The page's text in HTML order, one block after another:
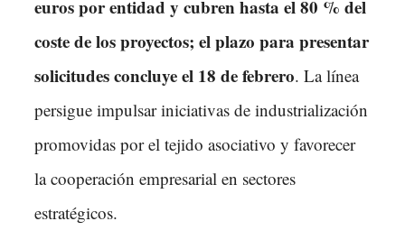
euros por entidad y cubren hasta el 80 % del
coste de los proyectos; el plazo para presentar
solicitudes concluye el 18 de febrero. La línea
persigue impulsar iniciativas de industrialización
promovidas por el tejido asociativo y favorecer
la cooperación empresarial en sectores
estratégicos.